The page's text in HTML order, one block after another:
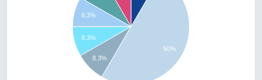
8.3%
8.3%
8.3%
50%